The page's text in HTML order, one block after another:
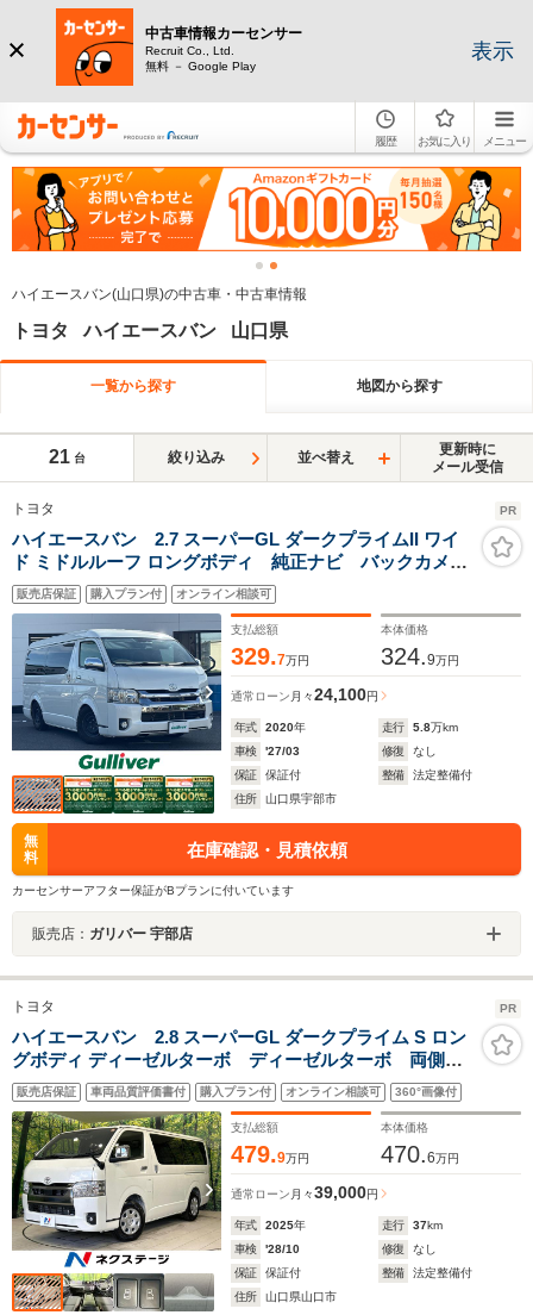
中古車情報カーセンサー
Recruit Co., Ltd.
無料 － Google Play
表示
履歴 お気に入り メニュー
ハイエースバン(山口県)の中古車・中古車情報
トヨタ ハイエースバン 山口県
一覧から探す 地図から探す
21 台 絞り込み 並べ替え
更新時に
メール受信
トヨタ PR
ハイエースバン 2.7 スーパーGL ダークプライムII ワイ
ド ミドルルーフ ロングボディ 純正ナビ バックカメ
ラ 両側パワースライドドア LKA LEDヘッドライ
ト ベッドキット スマートキー ETC デジタルイン
ナーミラー ドライブレコーダー 社外ハンドル/純正ハ
ンドルあり
販売店保証 購入プラン付 オンライン相談可
支払総額
329.7万円
本体価格
324.9万円
通常ローン 月々24,100円
年式 2020年 走行 5.8万km
車検
'27/03 修復
なし
保証
保証付 整備
法定整備付
住所
山口県宇部市
無
料
在庫確認・見積依頼
カーセンサーアフター保証がBプランに付いています
販売店： ガリバー 宇部店
トヨタ PR
ハイエースバン 2.8 スーパーGL ダークプライム S ロン
グボディ ディーゼルターボ ディーゼルターボ 両側パ
ワスラ ハーフレザーシート セーフティセンス クリ
アランスソナー LEDヘッドライト スマートキー オ
ートハイビーム オートエアコン 禁煙車 ワンオーナ
ー
販売店保証 車両品質評価書付 購入プラン付 オンライン相談可 360°画像付
支払総額
479.9万円
本体価格
470.6万円
通常ローン 月々39,000円
年式 2025年 走行 37km
車検
'28/10 修復
なし
保証
保証付 整備
法定整備付
住所
山口県山口市